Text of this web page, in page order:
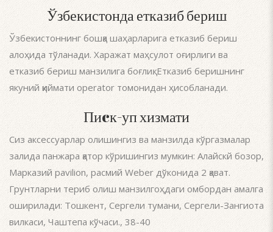
Ўзбекистонда етказиб бериш
Ўзбекистоннинг бошқа шаҳарларига етказиб бериш
алоҳида тўланади. Харажат маҳсулот оғирлиги ва
етказиб бериш манзилига боғлиқ. Етказиб беришнинг
якуний қиймати operator томонидан ҳисобланади.
Пиcк-уп хизмати
Сиз аксессуарлар олишингиз ва манзилда кўргазмалар
залида панжара қатор кўришингиз мумкин: Алайскй бозор,
Марказий pavilion, расмий Weber дўконида 2 қават.
Грунтларни териб олиш манзилгоҳдаги омбордан амалга
оширилади: Тошкент, Сергели тумани, Сергели-Зангиота
вилкаси, Чаштепа кўчаси., 38-40